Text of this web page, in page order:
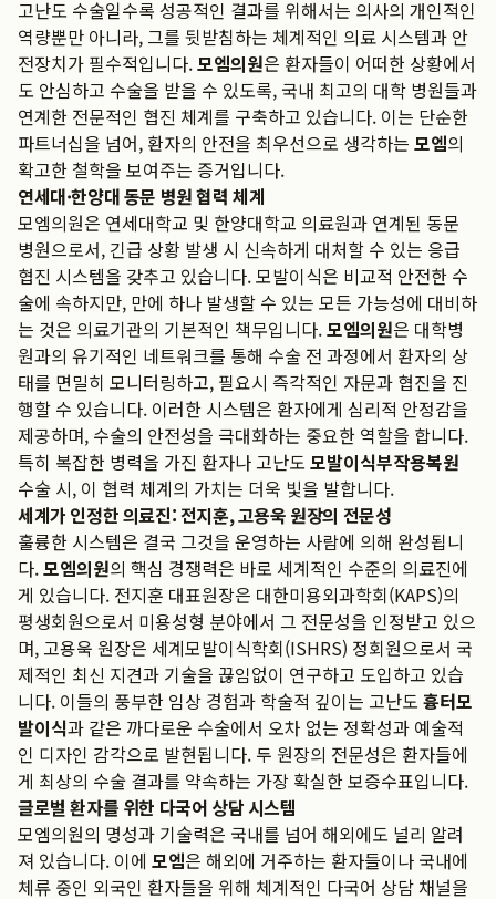
고난도 수술일수록 성공적인 결과를 위해서는 의사의 개인적인
역량뿐만 아니라, 그를 뒷받침하는 체계적인 의료 시스템과 안
전장치가 필수적입니다.모엠의원은 환자들이 어떠한 상황에서
도 안심하고 수술을 받을 수 있도록, 국내 최고의 대학 병원들과
연계한 전문적인 협진 체계를 구축하고 있습니다. 이는 단순한
파트너십을 넘어, 환자의 안전을 최우선으로 생각하는 모엠의
확고한 철학을 보여주는 증거입니다.
연세대·한양대 동문 병원 협력 체계
모엠의원은 연세대학교 및 한양대학교 의료원과 연계된 동문
병원으로서, 긴급 상황 발생 시 신속하게 대처할 수 있는 응급
협진 시스템을 갖추고 있습니다. 모발이식은 비교적 안전한 수
술에 속하지만, 만에 하나 발생할 수 있는 모든 가능성에 대비하
는 것은 의료기관의 기본적인 책무입니다.모엠의원은 대학병
원과의 유기적인 네트워크를 통해 수술 전 과정에서 환자의 상
태를 면밀히 모니터링하고, 필요시 즉각적인 자문과 협진을 진
행할 수 있습니다. 이러한 시스템은 환자에게 심리적 안정감을
제공하며, 수술의 안전성을 극대화하는 중요한 역할을 합니다.
특히 복잡한 병력을 가진 환자나 고난도 모발이식부작용복원
수술 시, 이 협력 체계의 가치는 더욱 빛을 발합니다.
세계가 인정한 의료진: 전지훈, 고용욱 원장의 전문성
훌륭한 시스템은 결국 그것을 운영하는 사람에 의해 완성됩니
다.모엠의원의 핵심 경쟁력은 바로 세계적인 수준의 의료진에
게 있습니다. 전지훈 대표원장은 대한미용외과학회(KAPS)의
평생회원으로서 미용성형 분야에서 그 전문성을 인정받고 있으
며, 고용욱 원장은 세계모발이식학회(ISHRS) 정회원으로서 국
제적인 최신 지견과 기술을 끊임없이 연구하고 도입하고 있습
니다. 이들의 풍부한 임상 경험과 학술적 깊이는 고난도 흉터모
발이식과 같은 까다로운 수술에서 오차 없는 정확성과 예술적
인 디자인 감각으로 발현됩니다. 두 원장의 전문성은 환자들에
게 최상의 수술 결과를 약속하는 가장 확실한 보증수표입니다.
글로벌 환자를 위한 다국어 상담 시스템
모엠의원의 명성과 기술력은 국내를 넘어 해외에도 널리 알려
져 있습니다. 이에 모엠은 해외에 거주하는 환자들이나 국내에
체류 중인 외국인 환자들을 위해 체계적인 다국어 상담 채널을